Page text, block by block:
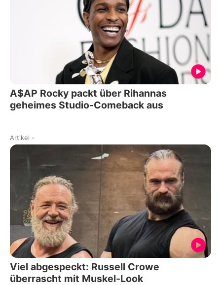
A$AP Rocky packt über Rihannas
geheimes Studio-Comeback aus
Artikel -
Viel abgespeckt: Russell Crowe
überrascht mit Muskel-Look